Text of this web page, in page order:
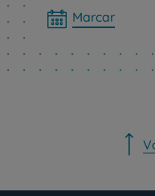
Marcar